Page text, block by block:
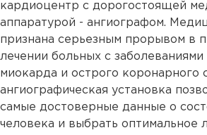
кардиоцентр с дорогостоящей
аппаратурой - ангиографом.
признана серьезным прорывом в
лечении больных с
миокарда и острого коронарного
ангиографическая установка
самые достоверные данные о
человека и выбрать оптимальное